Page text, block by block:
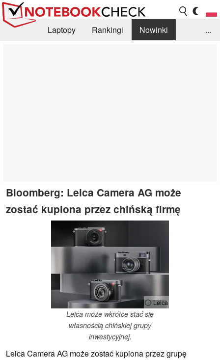
Laptopy Rankingi
Nowinki
...
Bloomberg: Leica Camera AG może
zostać kupiona przez chińską firmę
ⓘ Leica
Leica może wkrótce stać się
własnością chińskiej grupy
inwestycyjnej.
Leica Camera AG może zostać kupiona przez grupę